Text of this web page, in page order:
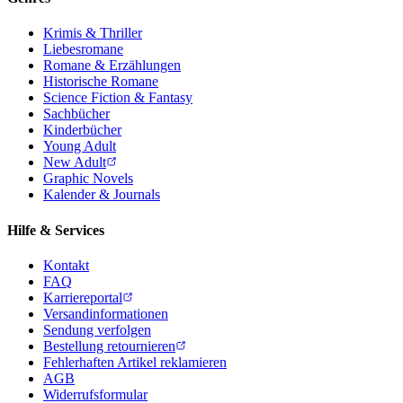
Krimis & Thriller
Liebesromane
Romane & Erzählungen
Historische Romane
Science Fiction & Fantasy
Sachbücher
Kinderbücher
Young Adult
New Adult
Graphic Novels
Kalender & Journals
Hilfe & Services
Kontakt
FAQ
Karriereportal
Versandinformationen
Sendung verfolgen
Bestellung retournieren
Fehlerhaften Artikel reklamieren
AGB
Widerrufsformular